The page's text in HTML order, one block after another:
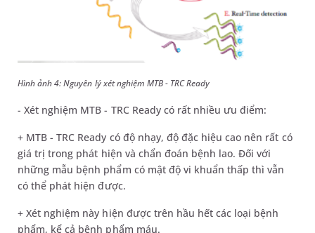
Hình ảnh 4: Nguyên lý xét nghiệm MTB - TRC Ready
- Xét nghiệm MTB - TRC Ready có rất nhiều ưu điểm:
+ MTB - TRC Ready có độ nhạy, độ đặc hiệu cao nên rất có
giá trị trong phát hiện và chẩn đoán bệnh lao. Đối với
những mẫu bệnh phẩm có mật độ vi khuẩn thấp thì vẫn
có thể phát hiện được.
+ Xét nghiệm này hiện được trên hầu hết các loại bệnh
phẩm, kể cả bệnh phẩm máu.